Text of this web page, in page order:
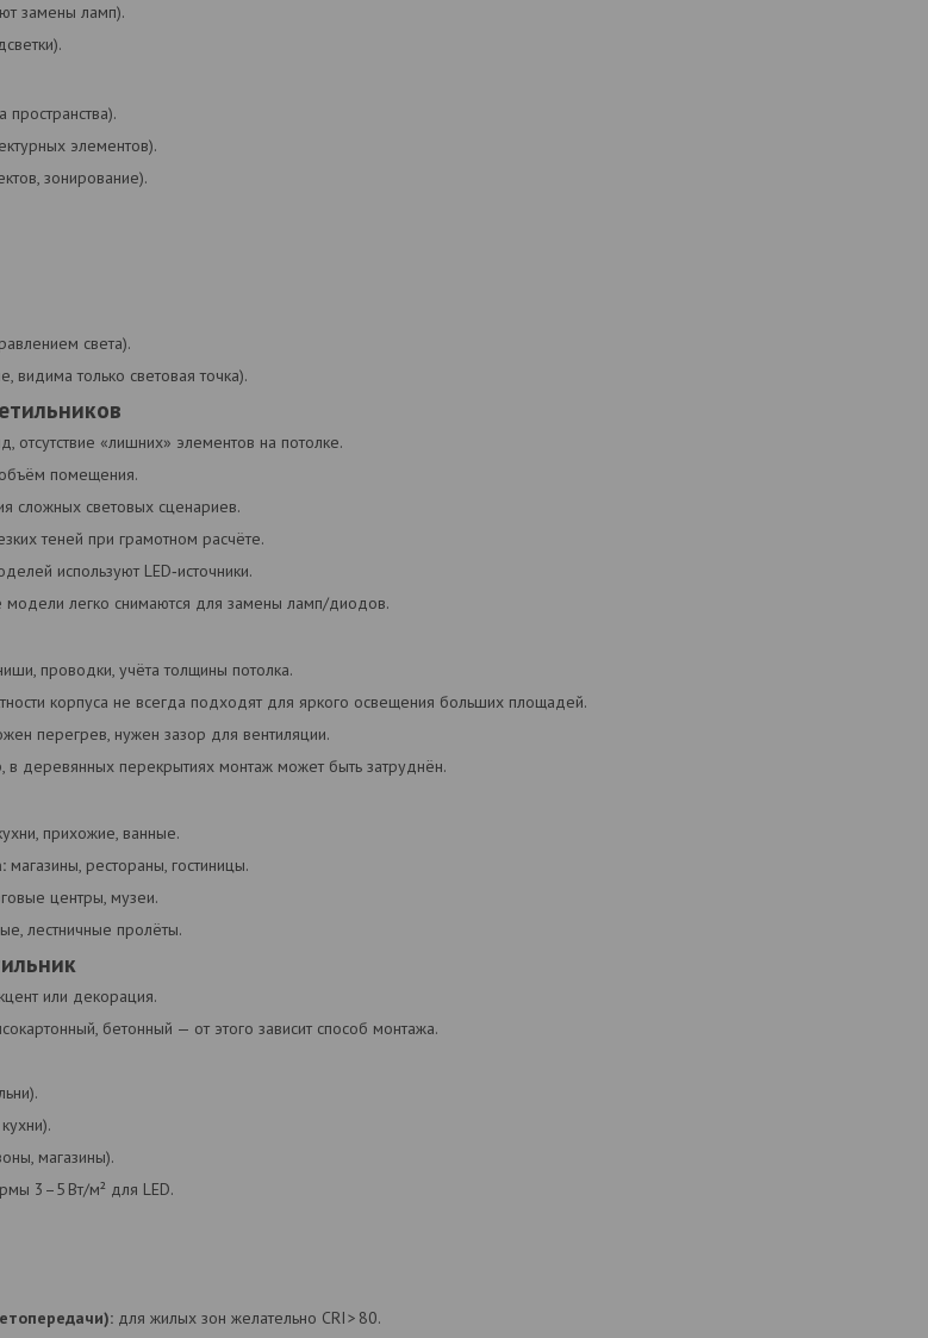
замены ламп).
элементов).
зонирование).
света).
видима только световая точка).
отсутствие «лишних» элементов на потолке.
помещения.
сложных световых сценариев.
теней при грамотном расчёте.
используют LED‑источники.
модели легко снимаются для замены ламп/диодов.
проводки, учёта толщины потолка.
корпуса не всегда подходят для яркого освещения больших площадей.
перегрев, нужен зазор для вентиляции.
в деревянных перекрытиях монтаж может быть затруднён.
прихожие, ванные.
магазины, рестораны, гостиницы.
центры, музеи.
лестничные пролёты.
или декорация.
бетонный — от этого зависит способ монтажа.
магазины).
3–5 Вт/м² для LED.
для жилых зон желательно CRI > 80.